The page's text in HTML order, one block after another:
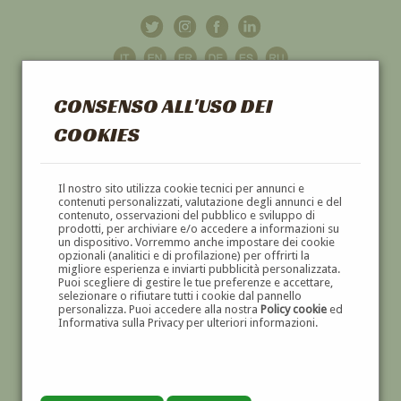
CONSENSO ALL'USO DEI
COOKIES
Il nostro sito utilizza cookie tecnici per annunci e
contenuti personalizzati, valutazione degli annunci e del
contenuto, osservazioni del pubblico e sviluppo di
prodotti, per archiviare e/o accedere a informazioni su
un dispositivo. Vorremmo anche impostare dei cookie
opzionali (analitici e di profilazione) per offrirti la
migliore esperienza e inviarti pubblicità personalizzata.
Puoi scegliere di gestire le tue preferenze e accettare,
selezionare o rifiutare tutti i cookie dal pannello
personalizza. Puoi accedere alla nostra Policy cookieed
Informativa sulla Privacy per ulteriori informazioni.
GALLERIAD'ARTE
DIPINTI E SCULTURE '800 E '900